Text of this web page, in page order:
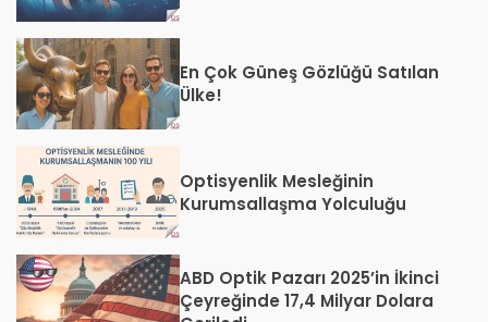
En Çok Güneş Gözlüğü Satılan
Ülke!
Optisyenlik Mesleğinin
Kurumsallaşma Yolculuğu
ABD Optik Pazarı 2025’in İkinci
Çeyreğinde 17,4 Milyar Dolara